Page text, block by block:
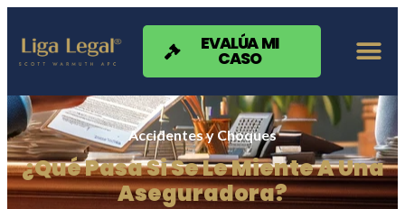
Nota:
sitio
web
sistema
de
accesibilidad.
EVALÚA MI
CASO
Accidentes y Choques
¿Qué Pasa Si Se Le Miente A Una
Aseguradora?